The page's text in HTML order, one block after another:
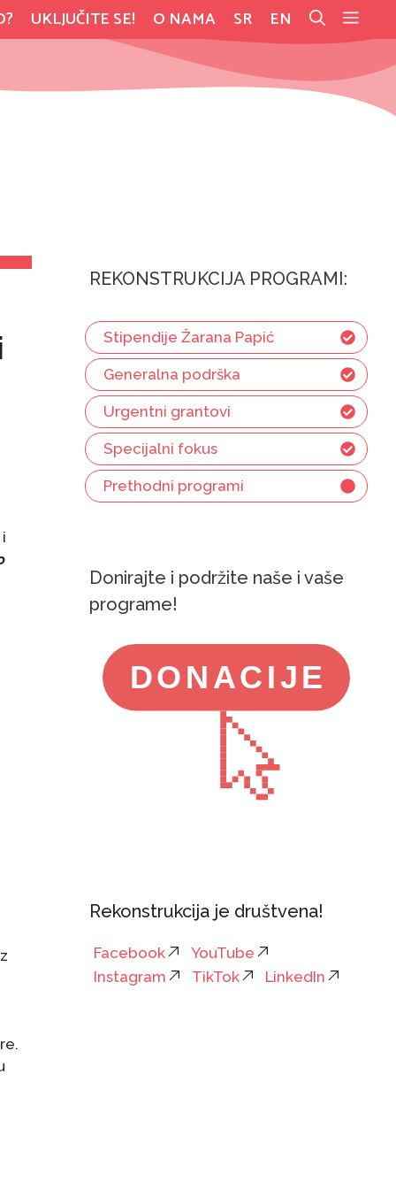
UKLJUČITE SE! O NAMA SR EN
REKONSTRUKCIJA PROGRAMI:
Stipendije Žarana Papić
Generalna podrška
Urgentni grantovi
Specijalni fokus
Prethodni programi
Donirajte i podržite naše i vaše
programe!
Rekonstrukcija je društvena!
Facebook
YouTube
Instagram
TikTok LinkedIn